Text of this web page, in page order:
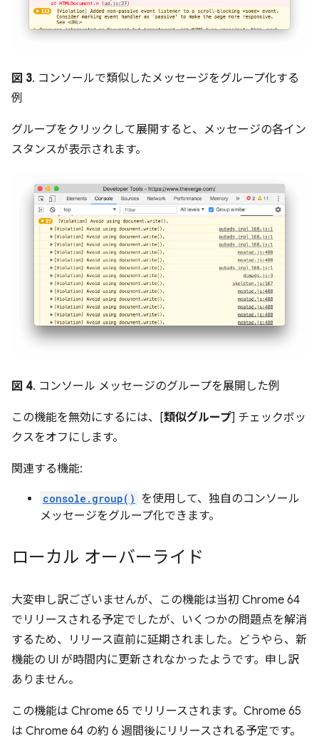
図 3. コンソールで類似したメッセージをグループ化する
例
グループをクリックして展開すると、メッセージの各イン
スタンスが表示されます。
図 4. コンソール メッセージのグループを展開した例
この機能を無効にするには、[類似グループ] チェックボッ
クスをオフにします。
関連する機能:
console.group() を使用して、独自のコンソール
メッセージをグループ化できます。
ローカル オーバーライド
大変申し訳ございませんが、この機能は当初 Chrome 64
でリリースされる予定でしたが、いくつかの問題点を解消
するため、リリース直前に延期されました。どうやら、新
機能の UI が時間内に更新されなかったようです。申し訳
ありません。
この機能は Chrome 65 でリリースされます。Chrome 65
は Chrome 64 の約 6 週間後にリリースされる予定です。